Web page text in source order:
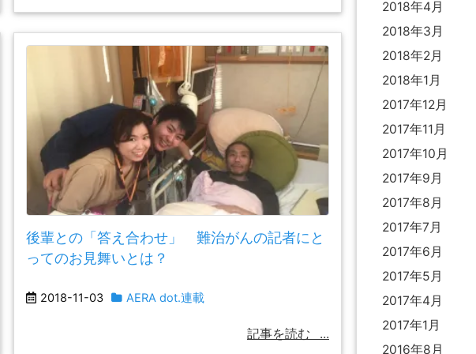
後輩との「答え合わせ」 難治がんの記者にと
ってのお見舞いとは？
2018-11-03 AERA dot.連載
記事を読む ...
2018年4月
2018年3月
2018年2月
2018年1月
2017年12月
2017年11月
2017年10月
2017年9月
2017年8月
2017年7月
2017年6月
2017年5月
2017年4月
2017年1月
2016年8月